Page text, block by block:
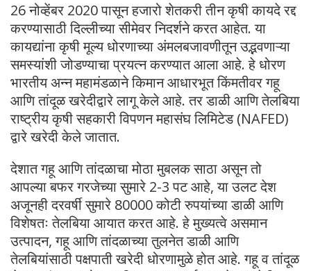
26 नोव्हेंबर 2020 पासून हजारो शेतकरी तीन कृषी कायदे रद्द
करण्यासाठी दिल्लीच्या सीमेवर निदर्शने करत आहेत. या
कायद्यांना कृषी मूल्य धोरणाच्या अंमलबजावणीतून उद्भवणाऱ्या
समस्यांशी जोडण्याचा प्रयत्न करण्यात आला आहे. हे धोरण
भारतीय अन्न महामंडळाने किमान आधारभूत किंमतीवर गहू
आणि तांदूळ खरेदीद्वारे लागू केले आहे. तर डाळी आणि तेलबिया
राष्ट्रीय कृषी सहकारी विपणन महासंघ लिमिटेड (NAFED)
द्वारे खरेदी केले जातात.
देशात गहू आणि तांदळाचा मोठा मुबलक साठा असून तो
आपल्या बफर गरजेच्या सुमारे 2-3 पट आहे, या उलट देश
अजूनही दरवर्षी सुमारे 80000 कोटी रुपयांच्या डाळी आणि
विशेषतः तेलबिया आयात करत आहे. हे मुख्यत्वे असमान
उत्पादन, गहू आणि तांदळाच्या तुलनेत डाळी आणि
तेलबियांसाठी पक्षपाती खरेदी धोरणामुळे होत आहे. गहू व तांदूळ